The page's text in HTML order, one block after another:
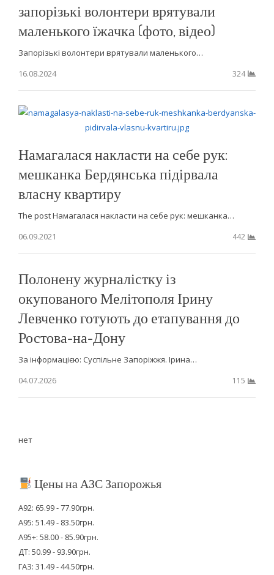
запорізькі волонтери врятували
маленького їжачка (фото, відео)
Запорізькі волонтери врятували маленького…
16.08.2024
324
Намагалася накласти на себе рук:
мешканка Бердянська підірвала
власну квартиру
The post Намагалася накласти на себе рук: мешканка…
06.09.2021
442
Полонену журналістку із
окупованого Мелітополя Ірину
Левченко готують до етапування до
Ростова-на-Дону
За інформацією: Суспільне Запоріжжя. Ірина…
04.07.2026
115
нет
Цены на АЗС Запорожья
А92: 65.99 - 77.90грн.
А95: 51.49 - 83.50грн.
А95+: 58.00 - 85.90грн.
ДТ: 50.99 - 93.90грн.
ГАЗ: 31.49 - 44.50грн.